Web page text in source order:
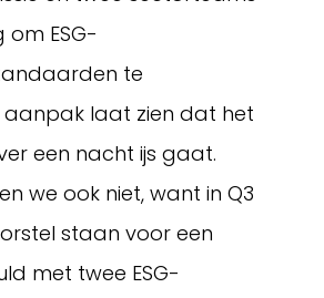
ESG-
te
aanpak laat zien dat het
een nacht ijs gaat.
we ook niet, want in Q3
staan voor een
met twee ESG-